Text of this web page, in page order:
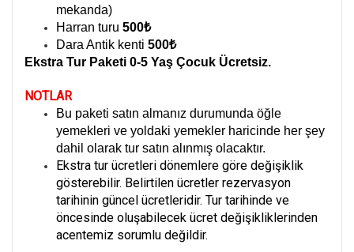
mekanda)
Harran turu 500₺
Dara Antik kenti 500₺
Ekstra Tur Paketi 0-5 Yaş Çocuk Ücretsiz.
NOTLAR
Bu paketi satın almanız durumunda öğle
yemekleri ve yoldaki yemekler haricinde her şey
dahil olarak tur satın alınmış olacaktır.
Ekstra tur ücretleri dönemlere göre değişiklik
gösterebilir. Belirtilen ücretler rezervasyon
tarihinin güncel ücretleridir. Tur tarihinde ve
öncesinde oluşabilecek ücret değişikliklerinden
acentemiz sorumlu değildir.